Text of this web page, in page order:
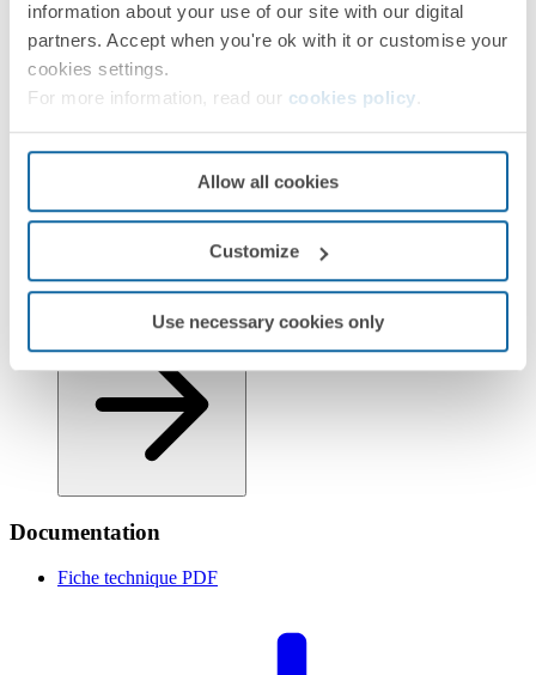
information about your use of our site with our digital
partners. Accept when you're ok with it or customise your
cookies settings.
For more information, read our cookies policy
Allow all cookies
Customize
Use necessary cookies only
Documentation
Fiche technique PDF